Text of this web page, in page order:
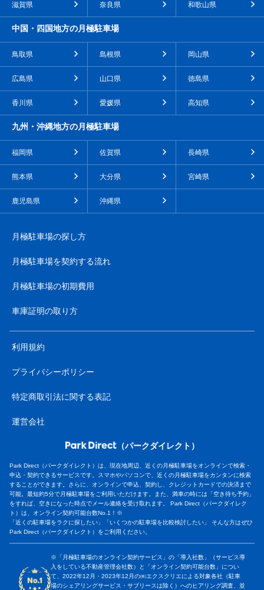
滋賀県 奈良県 和歌山県
中国・四国地方の月極駐車場
鳥取県 島根県 岡山県
広島県 山口県 徳島県
香川県 愛媛県 高知県
九州・沖縄地方の月極駐車場
福岡県 佐賀県 長崎県
熊本県 大分県 宮崎県
鹿児島県 沖縄県
月極駐車場の探し方
月極駐車場を契約する流れ
月極駐車場の初期費用
車庫証明の取り方
利用規約
プライバシーポリシー
特定商取引法に関する表記
運営会社
（パークダイレクト）
Park Direct（パークダイレクト）は、現在地周辺、近くの月極駐車場をオンラインで検索・
申込・契約できるサービスです。スマホやパソコンで、近くの月極駐車場をカンタンに検索
することができます。さらに、オンラインで申込、契約し、クレジットカードでの決済まで
可能。最短約5分で月極駐車場をご利用いただけます。また、満車の時には「空き待ち予約」
をすれば、空きになった時点でメール連絡を受け取れます。 Park Direct（パークダイレク
ト）は、オンライン契約可能台数No.1！※
「近くの駐車場をラクに探したい」「いくつかの駐車場を比較検討したい」 そんな方はぜひ
Park Direct（パークダイレクト）をご利用ください。
※「月極駐車場のオンライン契約サービス」の「導入社数」（サービス導
入をしている不動産管理会社数）と「オンライン契約可能台数」につい
て、2022年12月・2023年12月の㈱エクスクリエによる対象各社（駐車
場のシェアリングサービス・サブリースは除く）へのヒアリング調査、並